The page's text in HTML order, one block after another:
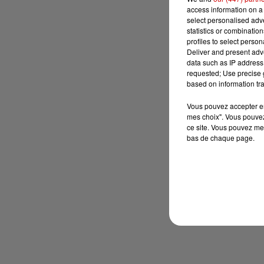
access information on
select personalised
statistics or
profiles to select
Deliver and present
data such as IP
requested; Use precise
based on information
Vous pouvez accepter
mes choix". Vous
ce site. Vous pouvez
bas de chaque page.